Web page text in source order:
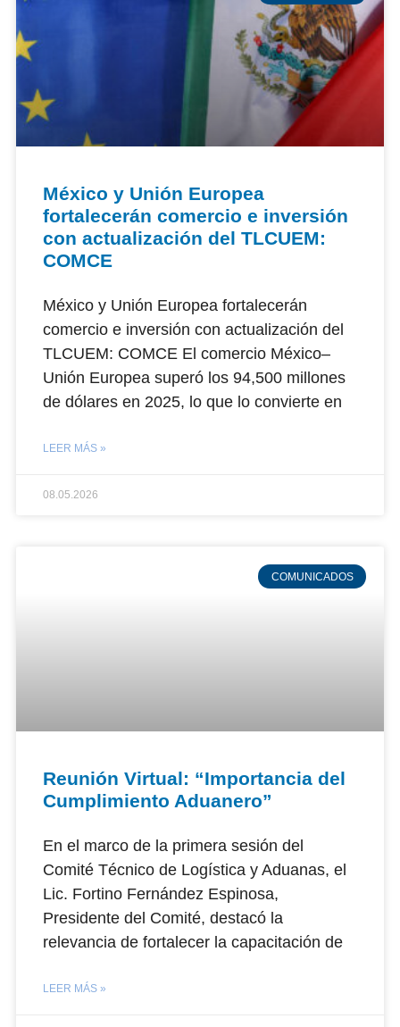
México y Unión Europea
fortalecerán comercio e inversión
con actualización del TLCUEM:
COMCE
México y Unión Europea fortalecerán
comercio e inversión con actualización del
TLCUEM: COMCE El comercio México–
Unión Europea superó los 94,500 millones
de dólares en 2025, lo que lo convierte en
LEER MÁS »
08.05.2026
COMUNICADOS
Reunión Virtual: “Importancia del
Cumplimiento Aduanero”
En el marco de la primera sesión del
Comité Técnico de Logística y Aduanas, el
Lic. Fortino Fernández Espinosa,
Presidente del Comité, destacó la
relevancia de fortalecer la capacitación de
LEER MÁS »